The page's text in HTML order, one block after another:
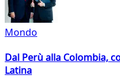
Mondo
Dal Perù alla Colombia,
Latina